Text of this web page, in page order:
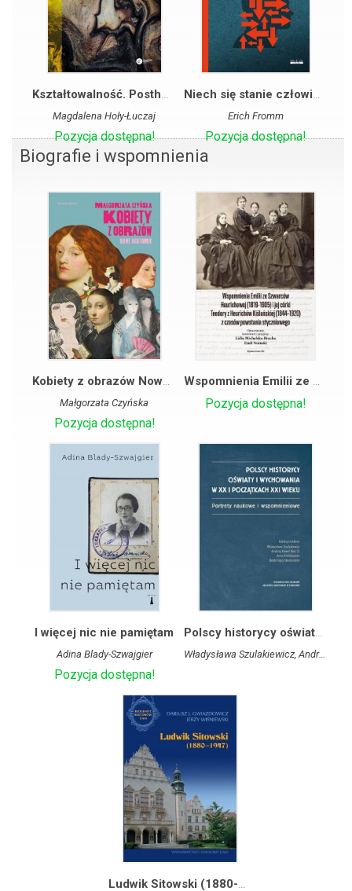
Kształtowalność. Postheideggerowskie pytanie o inny wymiar bycia
Magdalena Hoły-Łuczaj
Pozycja dostępna!
Niech się stanie człowiek: z psychologii etyki
Erich Fromm
Pozycja dostępna!
Biografie i wspomnienia
Kobiety z obrazów Nowe historie
Małgorzata Czyńska
Pozycja dostępna!
Wspomnienia Emilii ze Szwarców Heurichowej (1819-1905) i jej córki Teodory z Heurichów Kiślańskiej
Pozycja dostępna!
I więcej nic nie pamiętam
Adina Blady-Szwajgier
Pozycja dostępna!
Polscy historycy oświaty i wychowania w XX i początkach XXI wieku. Portrety naukowe i wspomnieniowe
Władysława Szulakiewicz, Andrzej Paweł Bieś SJ, Anna Królikowska, Beata Topij-Stempińska
Ludwik Sitowski (1880-1947)